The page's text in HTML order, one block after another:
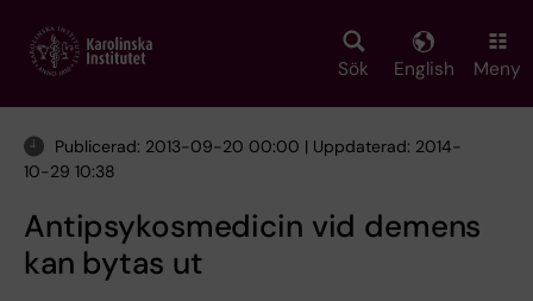
main
Sök English Meny
Publicerad: 2013-09-20 00:00 | Uppdaterad: 2014-
10-29 10:38
Antipsykosmedicin vid demens
kan bytas ut